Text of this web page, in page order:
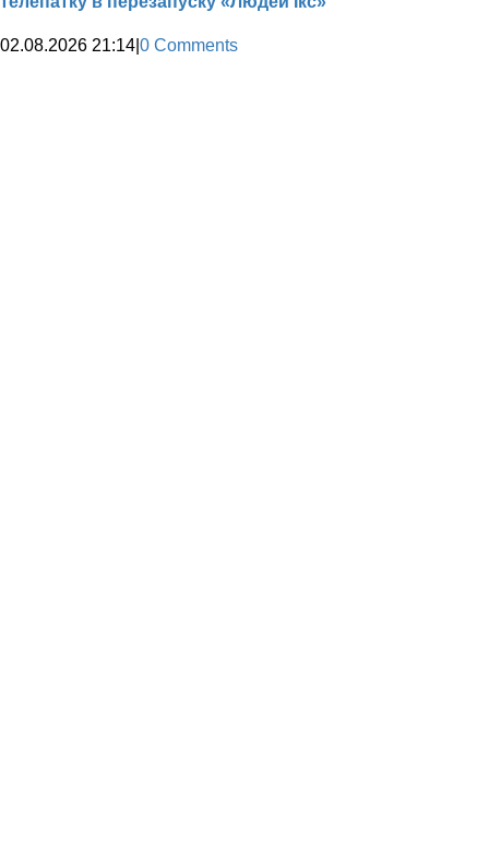
02.08.2026 21:14 0 Comments